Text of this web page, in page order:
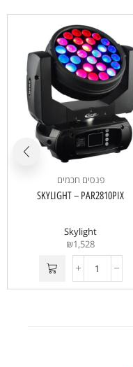
פנסים חכמים
SKYLIGHT – PAR2810PIX
Skylight
₪1,528